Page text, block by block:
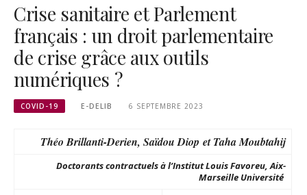
Crise sanitaire et Parlement
français : un droit parlementaire
de crise grâce aux outils
numériques ?
COVID-19 E-DELIB 6 SEPTEMBRE 2023
Théo Brillanti-Derien, Saïdou Diop et Taha Moubtahij
Doctorants contractuels à l’Institut Louis Favoreu, Aix-
Marseille Université